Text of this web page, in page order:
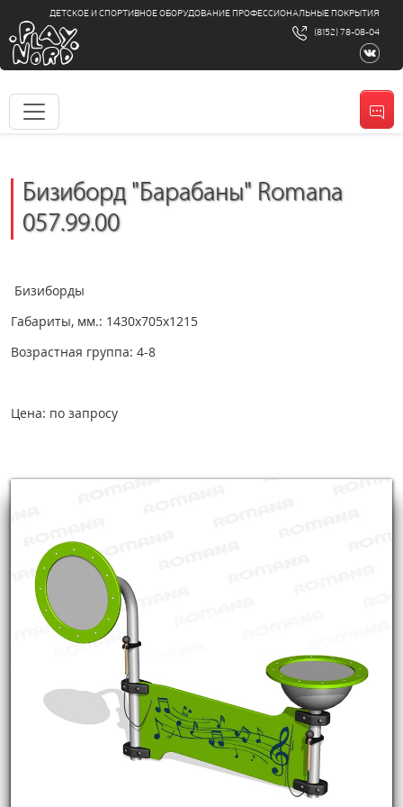
ДЕТСКОЕ И СПОРТИВНОЕ ОБОРУДОВАНИЕ ПРОФЕССИОНАЛЬНЫЕ ПОКРЫТИЯ
(8152) 78-08-04
Бизиборд "Барабаны" Romana
057.99.00
Бизиборды
Габариты, мм.: 1430х705х1215
Возрастная группа: 4-8
Цена: по запросу